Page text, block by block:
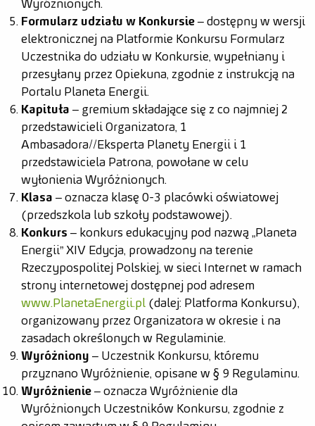
Wyróżnionych.
Formularz udziału w Konkursie – dostępny w wersji
elektronicznej na Platformie Konkursu Formularz
Uczestnika do udziału w Konkursie, wypełniany i
przesyłany przez Opiekuna, zgodnie z instrukcją na
Portalu Planeta Energii.
Kapituła – gremium składające się z co najmniej 2
przedstawicieli Organizatora, 1
Ambasadora//Eksperta Planety Energii i 1
przedstawiciela Patrona, powołane w celu
wyłonienia Wyróżnionych.
Klasa – oznacza klasę 0-3 placówki oświatowej
(przedszkola lub szkoły podstawowej).
Konkurs – konkurs edukacyjny pod nazwą „Planeta
Energii” XIV Edycja, prowadzony na terenie
Rzeczypospolitej Polskiej, w sieci Internet w ramach
strony internetowej dostępnej pod adresem
www.PlanetaEnergii.pl (dalej: Platforma Konkursu),
organizowany przez Organizatora w okresie i na
zasadach określonych w Regulaminie.
Wyróżniony – Uczestnik Konkursu, któremu
przyznano Wyróżnienie, opisane w § 9 Regulaminu.
Wyróżnienie – oznacza Wyróżnienie dla
Wyróżnionych Uczestników Konkursu, zgodnie z